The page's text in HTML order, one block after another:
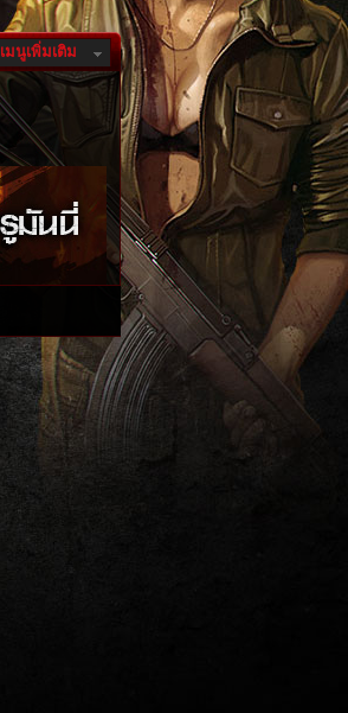
เมนูเพิ่มเติม